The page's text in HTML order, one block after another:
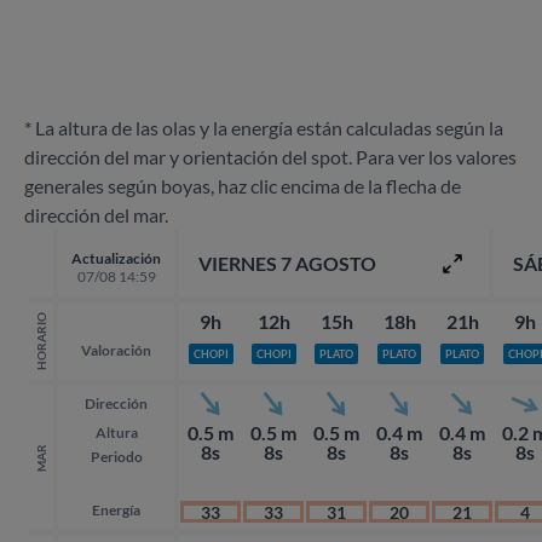
* La altura de las olas y la energía están calculadas según la
dirección del mar y orientación del spot. Para ver los valores
generales según boyas, haz clic encima de la flecha de
dirección del mar.
Actualización
07/08 14:59
HORARIO Valoración
MAR
Dirección
Altura
Periodo
Energía
VIERNES 7 AGOSTO
9h
CHOPI
0.5 m
8s
33
12h
CHOPI
0.5 m
8s
33
15h
PLATO
0.5 m
8s
31
18h
PLATO
0.4 m
8s
20
21h
PLATO
0.4 m
8s
21
9h
CHOPI
0.2
8s
4